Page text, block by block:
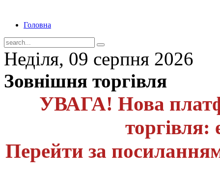
Головна
Неділя, 09 серпня 2026
Зовнішня торгівля
УВАГА! Нова
Перейти за